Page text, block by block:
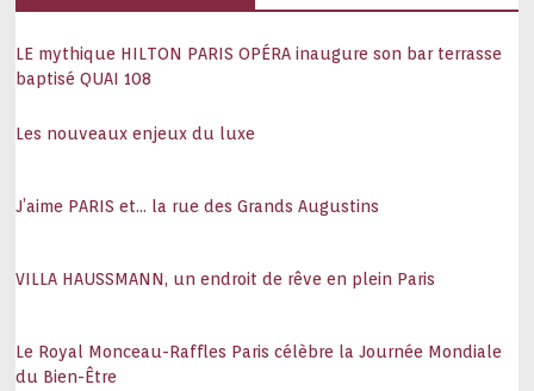
LE mythique HILTON PARIS OPÉRA inaugure son bar terrasse
baptisé QUAI 108
Les nouveaux enjeux du luxe
J’aime PARIS et… la rue des Grands Augustins
VILLA HAUSSMANN, un endroit de rêve en plein Paris
Le Royal Monceau-Raffles Paris célèbre la Journée Mondiale
du Bien-Être